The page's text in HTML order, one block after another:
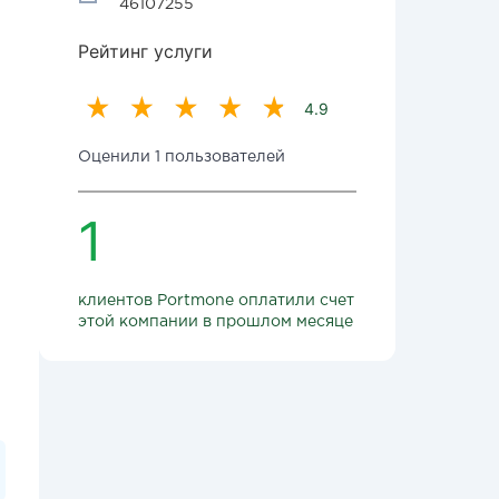
46107255
Рейтинг услуги
4.9
Оценили 1 пользователей
1
клиентов Portmone оплатили счет
этой компании в прошлом месяце